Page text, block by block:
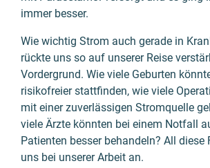
immer besser.
Wie wichtig Strom auch gerade in
rückte uns so auf unserer Reise
Vordergrund. Wie viele Geburten
risikofreier stattfinden, wie viele
mit einer zuverlässigen Stromquelle
viele Ärzte könnten bei einem Notfall
Patienten besser behandeln? All diese
uns bei unserer Arbeit an.